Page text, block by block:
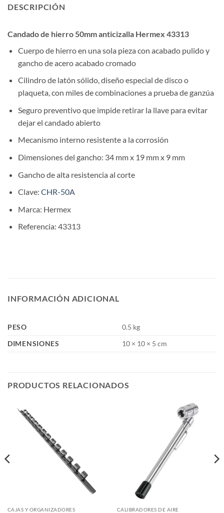
DESCRIPCIÓN
Candado de hierro 50mm anticizalla Hermex 43313
Cuerpo de hierro en una sola pieza con acabado pulido y
gancho de acero acabado cromado
Cilindro de latón sólido, diseño especial de disco o
plaqueta, con miles de combinaciones a prueba de ganzúa
Seguro preventivo que impide retirar la llave para evitar
dejar el candado abierto
Mecanismo interno resistente a la corrosión
Dimensiones del gancho: 34 mm x 19 mm x 9 mm
Gancho de alta resistencia al corte
Clave: CHR-50A
Marca: Hermex
Referencia: 43313
INFORMACIÓN ADICIONAL
PESO
0.5 kg
DIMENSIONES
10 × 10 × 5 cm
PRODUCTOS RELACIONADOS
CAJAS Y ORGANIZADORES CALIBRADORES DE AIRE